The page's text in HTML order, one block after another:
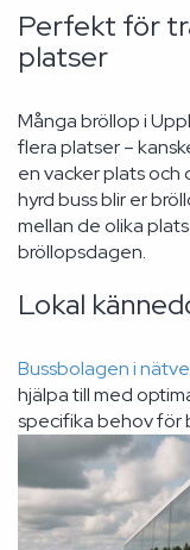
Perfekt för
platser
Många bröllop i
flera platser –
en vacker plats
hyrd buss blir er
mellan de olika
bröllopsdagen.
Lokal
Bussbolagen i
hjälpa till med
specifika behov för